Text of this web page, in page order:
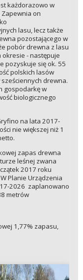
każdorazowo w
on
lasu, lecz także
pozostającego w
pobór drewna z lasu
okresie - następuje
pozyskuje się ok. 55
polskich lasów
drewna.
gospodarkę w
biologicznego
na lata 2017-
nie większej niż 1
zapas drewna
leśnej zwana
2017 roku
Planie Urządzenia
2026 zaplanowano
metrów
1,77% zapasu,